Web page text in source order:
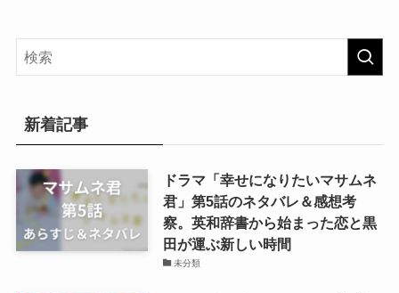
新着記事
ドラマ「幸せになりたいマサムネ
君」第5話のネタバレ＆感想考
察。英和辞書から始まった恋と黒
田が運ぶ新しい時間
未分類